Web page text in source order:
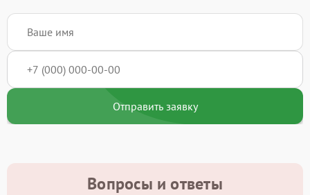
Отправить заявку
Вопросы и ответы